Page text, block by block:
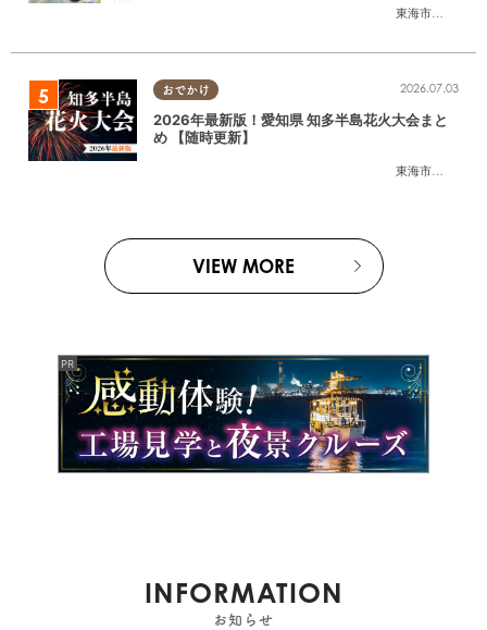
東海市大府市
おでかけ
東海市大府市
2026.07.03
2026年最新版！愛知県 知多半島花火大会まと
め 【随時更新】
VIEW MORE
INFORMATION
お知らせ